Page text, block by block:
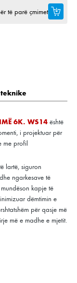
të parë çmimet
6K. WS14 është
i projektuar për
me profil
lartë, siguron
ngarkesave të
kapje të
dëmtimin e
për qasje më
më e madhe e mjetit.